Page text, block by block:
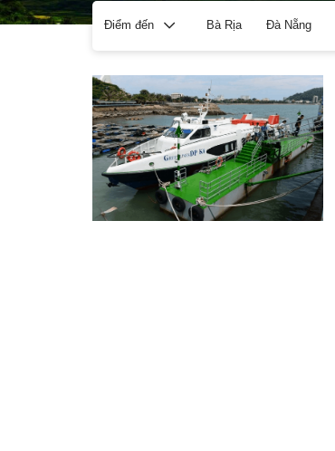
Điểm đến Bà Rịa Đà Nẵng